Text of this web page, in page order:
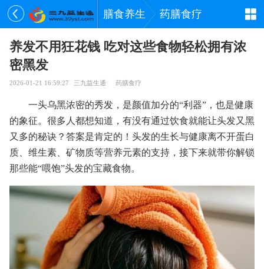
膳食养生 药膳食疗
养发不用狂花钱 吃对这些食物轻松拥有浓
密黑发
2026-01-21 16:59:27 三九益生通 药膳食疗
一头乌黑浓密的秀发，是颜值加分的“利器”，也是健康
的象征。很多人都想知道，有没有通过饮食就能让头发又黑
又多的秘诀？答案是肯定的！头发的生长与健康离不开蛋白
质、维生素、矿物质等营养元素的支持，接下来就带你解锁
那些能“喂饱”头发的宝藏食物。